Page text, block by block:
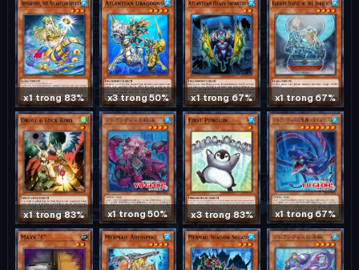
x1 trong 83% x3 trong 50% x1 trong 67% x1 trong 67%
x1 trong 83% x1 trong 50% x3 trong 83% x1 trong 67%